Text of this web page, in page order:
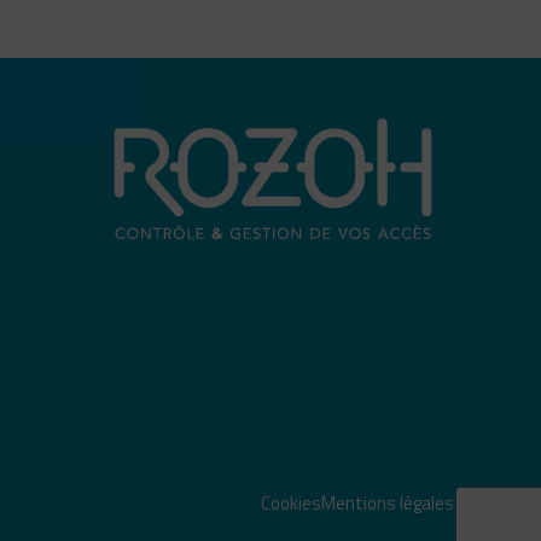
CookiesMentions légales